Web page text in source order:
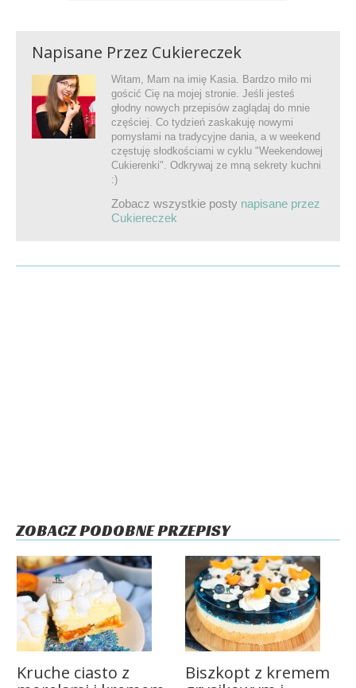
Napisane Przez Cukiereczek
Witam, Mam na imię Kasia. Bardzo miło mi
gościć Cię na mojej stronie. Jeśli jesteś
głodny nowych przepisów zaglądaj do mnie
częściej. Co tydzień zaskakuję nowymi
pomysłami na tradycyjne dania, a w weekend
częstuję słodkościami w cyklu "Weekendowej
Cukierenki". Odkrywaj ze mną sekrety kuchni
:)
Zobacz wszystkie posty napisane przez
Cukiereczek
ZOBACZ PODOBNE PRZEPISY
Kruche ciasto z
Biszkopt z kremem